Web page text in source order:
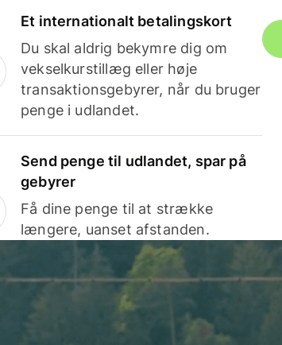
Et internationalt betalingskort
Du skal aldrig bekymre dig om
vekselkurstillæg eller høje
transaktionsgebyrer, når du bruger
penge i udlandet.
Send penge til udlandet, spar på
gebyrer
Få dine penge til at strække
længere, uanset afstanden.